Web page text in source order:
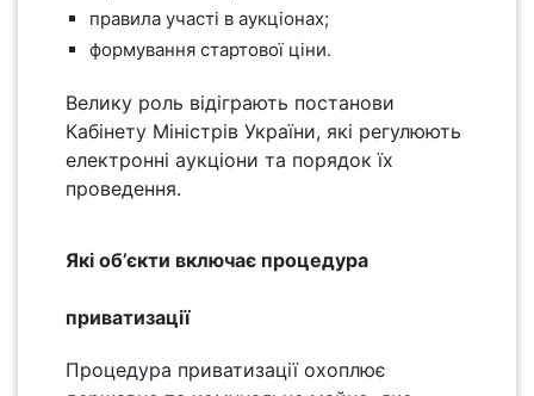
правила участі в аукціонах;
формування стартової ціни.
Велику роль відіграють постанови
Кабінету Міністрів України, які регулюють
електронні аукціони та порядок їх
проведення.
Які об’єкти включає процедура
приватизації
Процедура приватизації охоплює